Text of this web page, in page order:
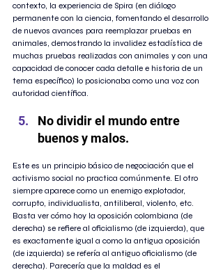
contexto, la experiencia de Spira (en diálogo
permanente con la ciencia, fomentando el desarrollo
de nuevos avances para reemplazar pruebas en
animales, demostrando la invalidez estadística de
muchas pruebas realizadas con animales y con una
capacidad de conocer cada detalle e historia de un
tema específico) lo posicionaba como una voz con
autoridad científica.
No dividir el mundo entre
buenos y malos.
Este es un principio básico de negociación que el
activismo social no practica comúnmente. El otro
siempre aparece como un enemigo explotador,
corrupto, individualista, antiliberal, violento, etc.
Basta ver cómo hoy la oposición colombiana (de
derecha) se refiere al oficialismo (de izquierda), que
es exactamente igual a como la antigua oposición
(de izquierda) se refería al antiguo oficialismo (de
derecha). Parecería que la maldad es el